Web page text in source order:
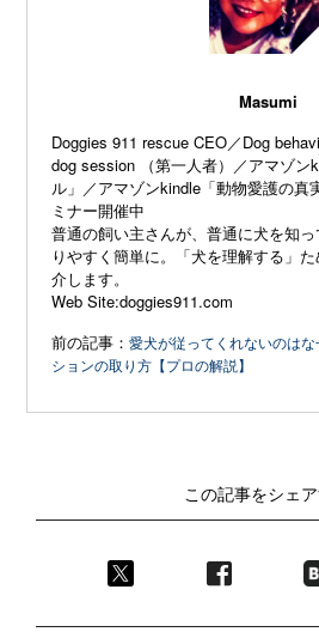
Masumi
Doggies 911 rescue CEO／Dog
dog session （第一人者）／アマゾン
ル」／アマゾンkindle「動物愛護の
ミナー開催中
普通の飼い主さんが、普通に犬を知
りやすく簡単に。「犬を理解する」
介します。
Web Site:doggies911.com
前の記事：愛犬が従ってくれないのは
ションの取り方【プロの解説】
この記事をシェ